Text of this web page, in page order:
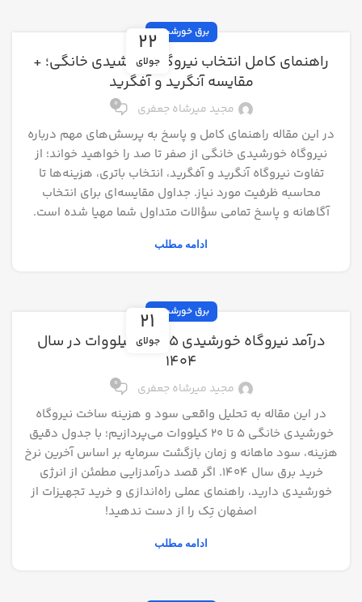
22
جولای
برق خورشیدی
راهنمای کامل انتخاب نیروگاه خورشیدی خانگی؛ +
مقایسه آنگرید و آفگرید
مجید میرشاه جعفری 0
در این مقاله راهنمای کامل و پاسخ به پرسش‌های مهم درباره
نیروگاه خورشیدی خانگی از صفر تا صد را خواهید خواند؛ از
تفاوت نیروگاه آنگرید و آفگرید، انتخاب باتری، هزینه‌ها تا
محاسبه ظرفیت مورد نیاز. جداول مقایسه‌ای برای انتخاب
آگاهانه و پاسخ تمامی سؤالات متداول شما مهیا شده است.
ادامه مطلب
21
جولای
برق خورشیدی
درآمد نیروگاه خورشیدی ۵ تا ۲۰ کیلووات در سال
۱۴۰۴
مجید میرشاه جعفری 0
در این مقاله به تحلیل واقعی سود و هزینه ساخت نیروگاه
خورشیدی خانگی ۵ تا ۲۰ کیلووات می‌پردازیم؛ با جدول دقیق
هزینه، سود ماهانه و زمان بازگشت سرمایه بر اساس آخرین نرخ
خرید برق سال ۱۴۰۴. اگر قصد درآمدزایی مطمئن از انرژی
خورشیدی دارید، راهنمای عملی راه‌اندازی و خرید تجهیزات از
اصفهان تِک را از دست ندهید!
ادامه مطلب